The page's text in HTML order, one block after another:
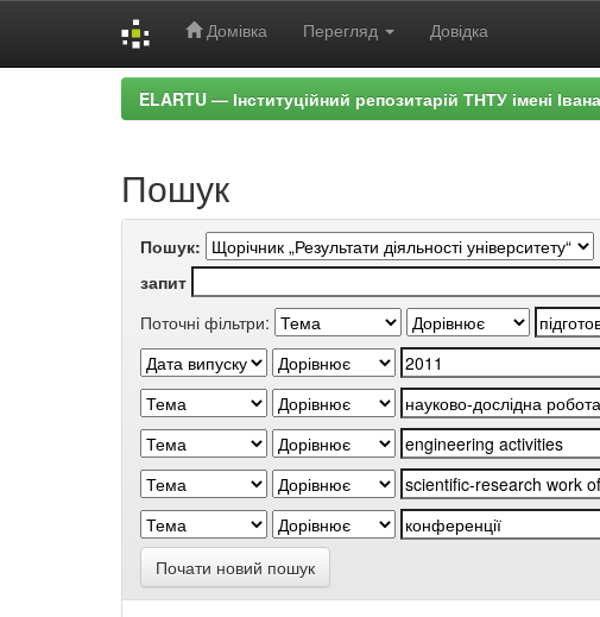
Домівка Перегляд Довідка
ELARTU — Інституційний репозитарій ТНТУ імені
Пошук
Пошук:
запит
Поточні фільтри:
Почати новий пошук